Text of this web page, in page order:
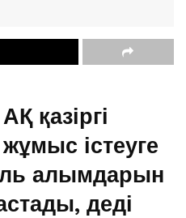
қазіргі
істеуге
алымдарын
деді